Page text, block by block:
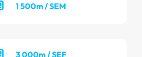
1 500m / SEM
3 000m / SEF